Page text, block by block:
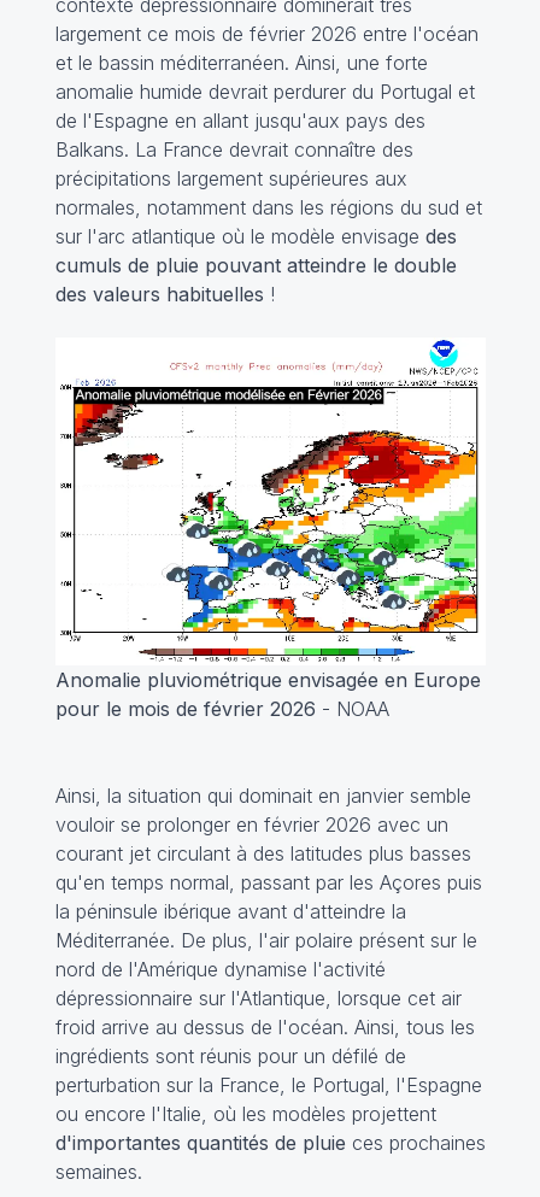
contexte dépressionnaire dominerait très
largement ce mois de février 2026 entre l'océan
et le bassin méditerranéen. Ainsi, une forte
anomalie humide devrait perdurer du Portugal et
de l'Espagne en allant jusqu'aux pays des
Balkans. La France devrait connaître des
précipitations largement supérieures aux
normales, notamment dans les régions du sud et
sur l'arc atlantique où le modèle envisage des
cumuls de pluie pouvant atteindre le double
des valeurs habituelles !
Anomalie pluviométrique envisagée en Europe
pour le mois de février 2026 - NOAA
Ainsi, la situation qui dominait en janvier semble
vouloir se prolonger en février 2026 avec un
courant jet circulant à des latitudes plus basses
qu'en temps normal, passant par les Açores puis
la péninsule ibérique avant d'atteindre la
Méditerranée. De plus, l'air polaire présent sur le
nord de l'Amérique dynamise l'activité
dépressionnaire sur l'Atlantique, lorsque cet air
froid arrive au dessus de l'océan. Ainsi, tous les
ingrédients sont réunis pour un défilé de
perturbation sur la France, le Portugal, l'Espagne
ou encore l'Italie, où les modèles projettent
d'importantes quantités de pluie ces prochaines
semaines.